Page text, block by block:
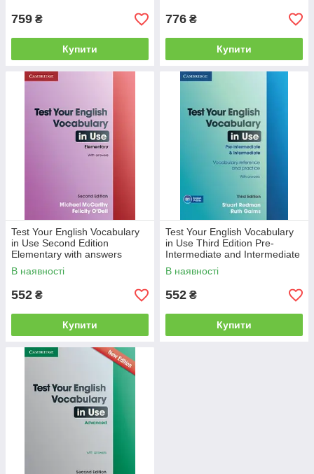
759 ₴
Купити
776 ₴
Купити
Test Your English Vocabulary
in Use Second Edition
Elementary with answers
В наявності
552 ₴
Купити
Test Your English Vocabulary
in Use Third Edition Pre-
Intermediate and Intermediate
with answers
В наявності
552 ₴
Купити